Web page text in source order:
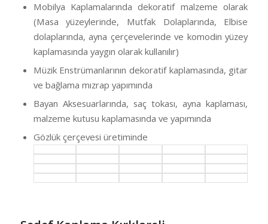
Mobilya Kaplamalarında dekoratif malzeme olarak
(Masa yüzeylerinde, Mutfak Dolaplarında, Elbise
dolaplarında, ayna çerçevelerinde ve komodin yüzey
kaplamasında yaygın olarak kullanılır)
Müzik Enstrümanlarının dekoratif kaplamasında, gitar
ve bağlama mızrap yapımında
Bayan Aksesuarlarında, saç tokası, ayna kaplaması,
malzeme kutusu kaplamasında ve yapımında
Gözlük çerçevesi üretiminde